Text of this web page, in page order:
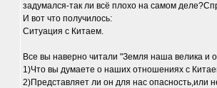
задумался-так ли всё плохо на самом
И вот что получилось:
Ситуация с Китаем.
Все вы наверно читали "Земля наша велика и
1)Что вы думаете о наших отношениях с
2)Представляет ли он для нас опасность,или